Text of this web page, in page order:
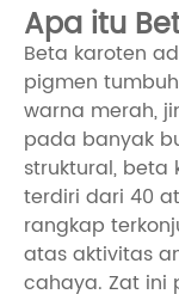
Apa itu
Beta karoten
pigmen
warna merah,
pada banyak
struktural,
terdiri dari 40
rangkap
atas aktivitas
cahaya. Zat ini